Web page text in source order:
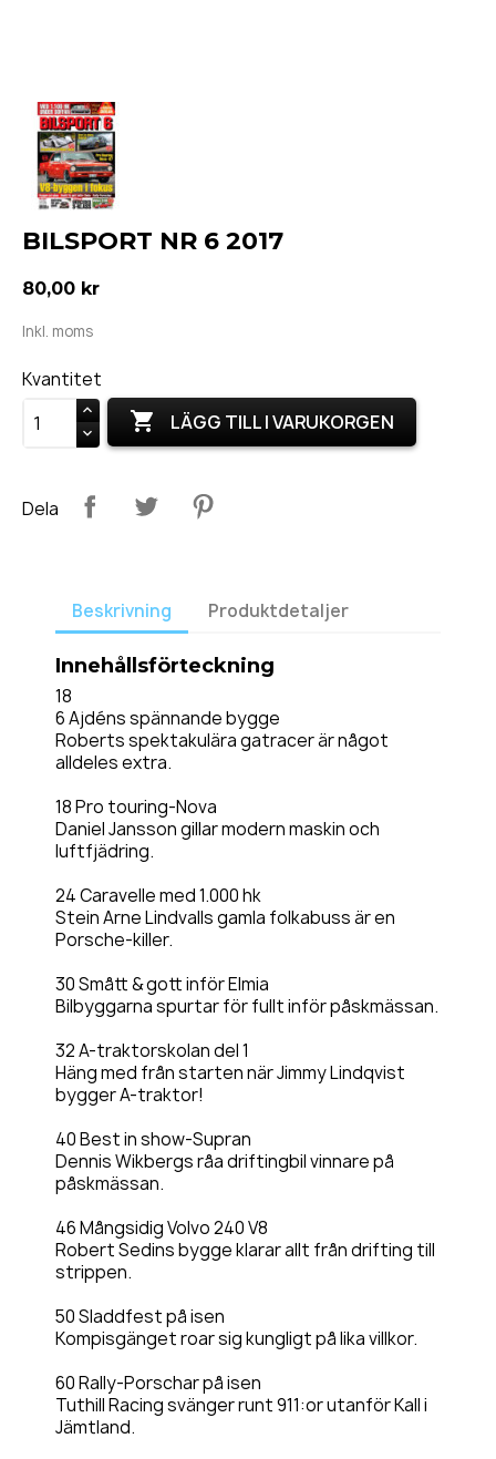
BILSPORT NR 6 2017
80,00 kr
Inkl. moms
Kvantitet
 LÄGG TILL I VARUKORGEN
Dela
Beskrivning Produktdetaljer
Innehållsförteckning
18
6 Ajdéns spännande bygge
Roberts spektakulära gatracer är något
alldeles extra.
18 Pro touring-Nova
Daniel Jansson gillar modern maskin och
luftfjädring.
24 Caravelle med 1.000 hk
Stein Arne Lindvalls gamla folkabuss är en
Porsche-killer.
30 Smått & gott inför Elmia
Bilbyggarna spurtar för fullt inför påskmässan.
32 A-traktorskolan del 1
Häng med från starten när Jimmy Lindqvist
bygger A-traktor!
40 Best in show-Supran
Dennis Wikbergs råa driftingbil vinnare på
påskmässan.
46 Mångsidig Volvo 240 V8
Robert Sedins bygge klarar allt från drifting till
strippen.
50 Sladdfest på isen
Kompisgänget roar sig kungligt på lika villkor.
60 Rally-Porschar på isen
Tuthill Racing svänger runt 911:or utanför Kall i
Jämtland.